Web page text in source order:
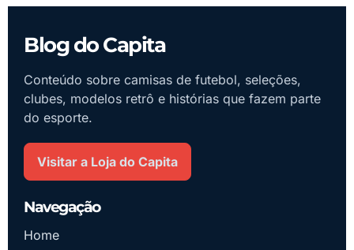
Blog do Capita
Conteúdo sobre camisas de futebol, seleções,
clubes, modelos retrô e histórias que fazem parte
do esporte.
Visitar a Loja do Capita
Navegação
Home